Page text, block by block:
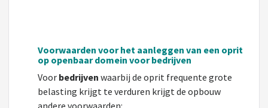
Voorwaarden voor het aanleggen van een oprit
op openbaar domein voor bedrijven
Voor bedrijven waarbij de oprit frequente grote
belasting krijgt te verduren krijgt de opbouw
andere voorwaarden: